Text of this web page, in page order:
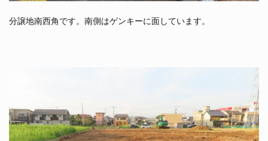
分譲地南西角です。南側はゲンキーに面しています。